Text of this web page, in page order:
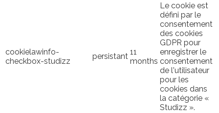
cookielawinfo-
checkbox-studizz
persistant 11
months
Le cookie est
défini par le
consentement
des cookies
GDPR pour
enregistrer le
consentement
de l'utilisateur
pour les
cookies dans
la catégorie «
Studizz ».